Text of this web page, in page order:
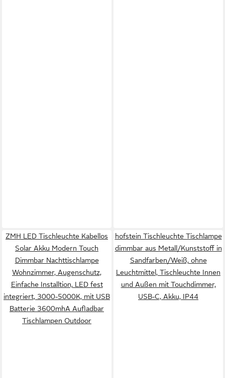
ZMH LED Tischleuchte Kabellos
Solar Akku Modern Touch
Dimmbar Nachttischlampe
Wohnzimmer, Augenschutz,
Einfache Installtion, LED fest
integriert, 3000-5000K, mit USB
Batterie 3600mhA Aufladbar
Tischlampen Outdoor
hofstein Tischleuchte Tischlampe
dimmbar aus Metall/Kunststoff in
Sandfarben/Weiß, ohne
Leuchtmittel, Tischleuchte Innen
und Außen mit Touchdimmer,
USB-C, Akku, IP44